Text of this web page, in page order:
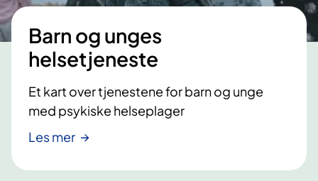
Barn og unges
helsetjeneste
Et kart over tjenestene for barn og unge
med psykiske helseplager
Les mer